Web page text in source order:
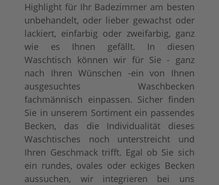
Highlight für Ihr Badezimmer am besten
unbehandelt, oder lieber gewachst oder
lackiert, einfarbig oder zweifarbig, ganz
wie es Ihnen gefällt. In diesen
Waschtisch können wir für Sie - ganz
nach Ihren Wünschen -ein von Ihnen
ausgesuchtes Waschbecken
fachmännisch einpassen. Sicher finden
Sie in unserem Sortiment ein passendes
Becken, das die Individualität dieses
Waschtisches noch unterstreicht und
Ihren Geschmack trifft. Egal ob Sie sich
ein rundes, ovales oder eckiges Becken
aussuchen, wir integrieren bei uns